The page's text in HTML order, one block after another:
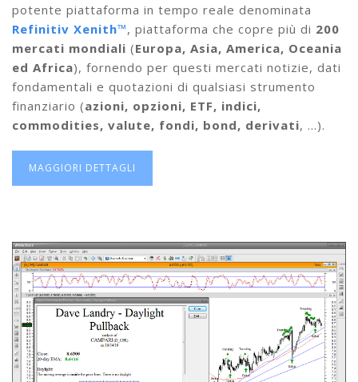
potente piattaforma in tempo reale denominata
Refinitiv Xenith™, piattaforma che copre più di 200
mercati mondiali (Europa, Asia, America, Oceania
ed Africa), fornendo per questi mercati notizie, dati
fondamentali e quotazioni di qualsiasi strumento
finanziario (azioni, opzioni, ETF, indici,
commodities, valute, fondi, bond, derivati, …).
MAGGIORI DETTAGLI